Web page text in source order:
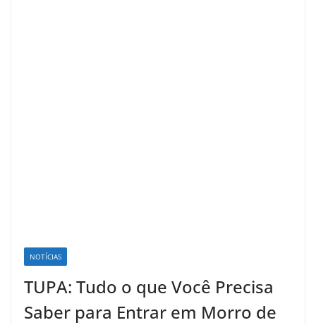
NOTÍCIAS
TUPA: Tudo o que Você Precisa
Saber para Entrar em Morro de